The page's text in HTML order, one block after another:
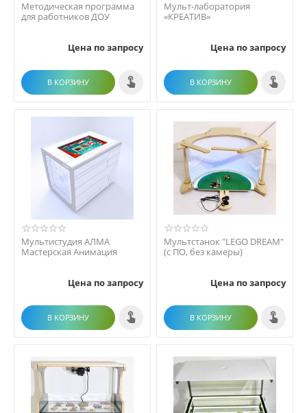
Методическая программа
для работников ДОУ
Цена по запросу
В КОРЗИНУ
Мульт-лаборатория
«КРЕАТИВ»
Цена по запросу
В КОРЗИНУ
Мультистудия АЛМА
Мастерская Анимация
Цена по запросу
В КОРЗИНУ
Мультстанок "LEGO DREAM"
(с ПО, без камеры)
Цена по запросу
В КОРЗИНУ